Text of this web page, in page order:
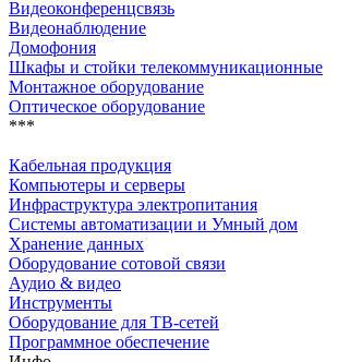
Видеоконференцсвязь
Видеонаблюдение
Домофония
Шкафы и стойки телекоммуникационные
Монтажное оборудование
Оптическое оборудование
***
Кабельная продукция
Компьютеры и серверы
Инфраструктура электропитания
Системы автоматизации и Умный дом
Хранение данных
Оборудование сотовой связи
Аудио & видео
Инструменты
Оборудование для ТВ-сетей
Программное обеспечение